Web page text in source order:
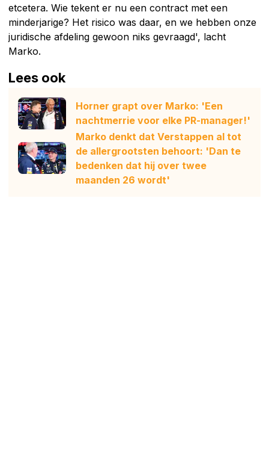
etcetera. Wie tekent er nu een contract met een
minderjarige? Het risico was daar, en we hebben onze
juridische afdeling gewoon niks gevraagd', lacht
Marko.
Lees ook
Horner grapt over Marko: 'Een
nachtmerrie voor elke PR-manager!'
Marko denkt dat Verstappen al tot
de allergrootsten behoort: 'Dan te
bedenken dat hij over twee
maanden 26 wordt'